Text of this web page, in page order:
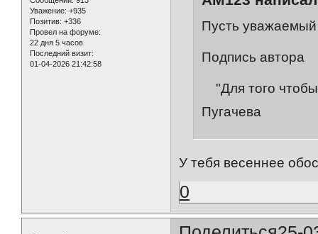
Уважение: +935
Позитив: +336
Провел на форуме:
22 дня 5 часов
Последний визит:
01-04-2026 21:42:58
Пусть
Подпись автора
"Для того
Пугачева
У тебя весеннее
0